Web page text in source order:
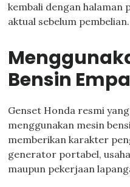
kembali dengan halaman
aktual sebelum
Bensin
Genset Honda resmi
menggunakan mesin
memberikan karakter
generator portabel,
maupun pekerjaan